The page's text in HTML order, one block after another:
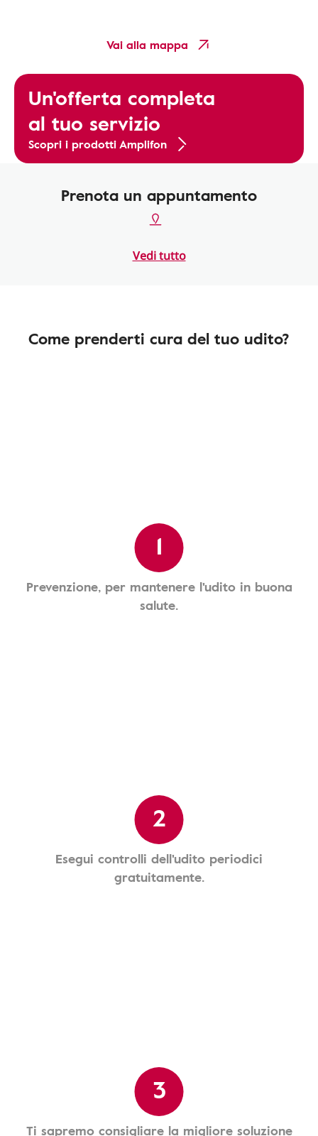
Vai alla mappa
Un'offerta completa
al tuo servizio
Scopri i prodotti Amplifon
Prenota un appuntamento
Vedi tutto
Come prenderti cura del tuo udito?
1
Prevenzione, per mantenere l'udito in buona
salute.
2
Esegui controlli dell'udito periodici
gratuitamente.
3
Ti sapremo consigliare la migliore soluzione